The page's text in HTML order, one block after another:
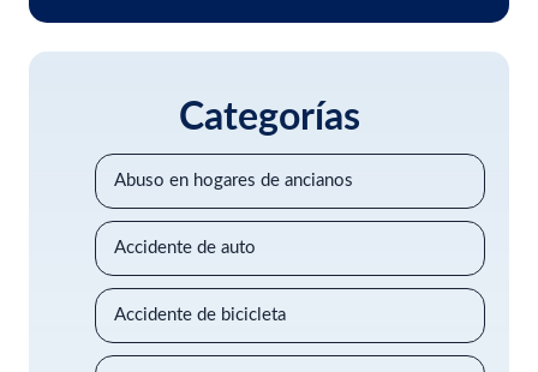
Categorías
Abuso en hogares de ancianos
Accidente de auto
Accidente de bicicleta